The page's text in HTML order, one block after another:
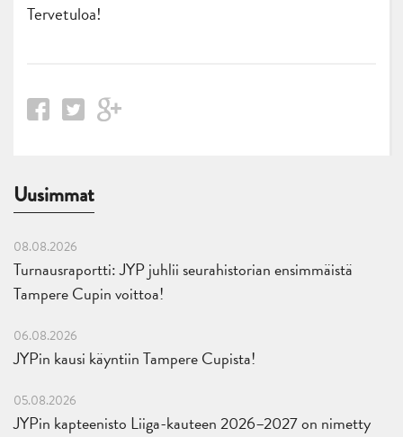
Tervetuloa!
Uusimmat
08.08.2026
Turnausraportti: JYP juhlii seurahistorian ensimmäistä
Tampere Cupin voittoa!
06.08.2026
JYPin kausi käyntiin Tampere Cupista!
05.08.2026
JYPin kapteenisto Liiga-kauteen 2026–2027 on nimetty